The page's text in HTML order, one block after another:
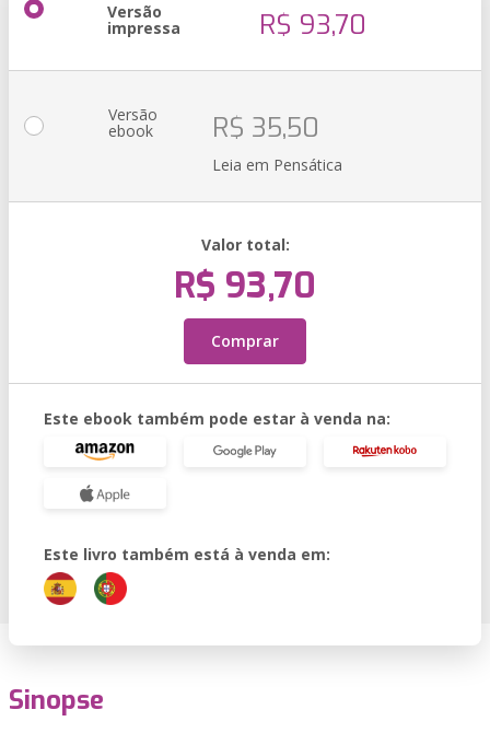
Versão
impressa R$ 93,70
Versão
ebook R$ 35,50
Leia em Pensática
Valor total:
R$ 93,70
Comprar
Este ebook também pode estar à venda na:
Este livro também está à venda em:
Sinopse